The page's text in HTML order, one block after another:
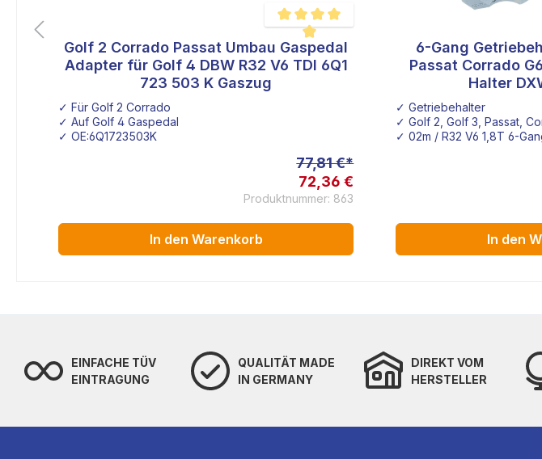
Bewertung von 5 von 5 Sternen Durchschnittliche Bewertung von 4.9 von 5 Sternen
Golf 2 Corrado Passat Umbau Gaspedal
Adapter für Golf 4 DBW R32 V6 TDI 6Q1
723 503 K Gaszug
✓ Für Golf 2 Corrado
✓ Auf Golf 4 Gaspedal
✓ OE:6Q1723503K
77,81 €*
72,36 €
Produktnummer: 863
In den Warenkorb
6-Gang
Passat Corrado
Halter
✓ Getriebehalter
✓ Golf 2, Golf 3, Passat,
✓ 02m / R32 V6 1,8T 6-
In den
EINFACHE TÜV
EINTRAGUNG
QUALITÄT MADE
IN GERMANY
DIREKT VOM
HERSTELLER